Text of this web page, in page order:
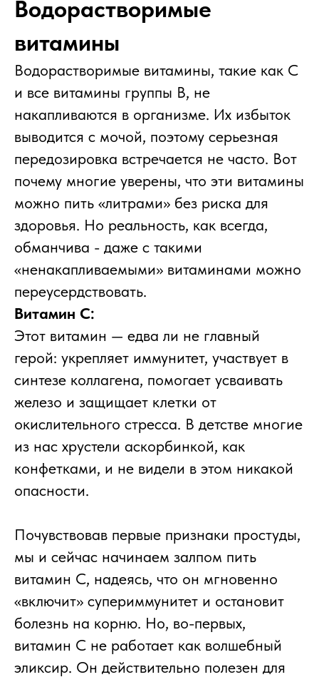
Водорастворимые
витамины
Водорастворимые витамины, такие как С
и все витамины группы В, не
накапливаются в организме. Их избыток
выводится с мочой, поэтому серьезная
передозировка встречается не часто. Вот
почему многие уверены, что эти витамины
можно пить «литрами» без риска для
здоровья. Но реальность, как всегда,
обманчива - даже с такими
«ненакапливаемыми» витаминами можно
переусердствовать.
Витамин C:
Этот витамин — едва ли не главный
герой: укрепляет иммунитет, участвует в
синтезе коллагена, помогает усваивать
железо и защищает клетки от
окислительного стресса. В детстве многие
из нас хрустели аскорбинкой, как
конфетками, и не видели в этом никакой
опасности.
Почувствовав первые признаки простуды,
мы и сейчас начинаем залпом пить
витамин С, надеясь, что он мгновенно
«включит» супериммунитет и остановит
болезнь на корню. Но, во-первых,
витамин С не работает как волшебный
эликсир. Он действительно полезен для